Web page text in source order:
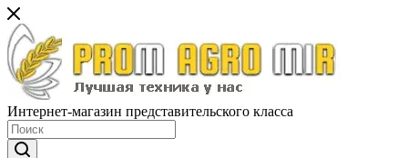
Интернет-магазин представительского класса